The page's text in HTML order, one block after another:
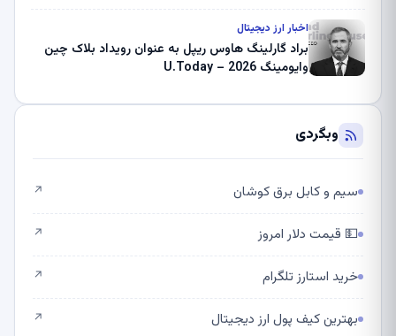
اخبار ارز دیجیتال
براد گارلینگ هاوس ریپل به عنوان رویداد بلاک چین
وایومینگ 2026 – U.Today
وبگردی
سیم و کابل برق کوشان ↗
💵 قیمت دلار امروز ↗
خرید استارز تلگرام ↗
بهترین کیف پول ارز دیجیتال ↗